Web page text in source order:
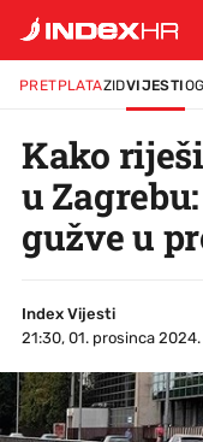
PRETPLATAZIDVIJESTI
Kako
u
gužve u
Index Vijesti
21:30, 01. prosinca 2024.